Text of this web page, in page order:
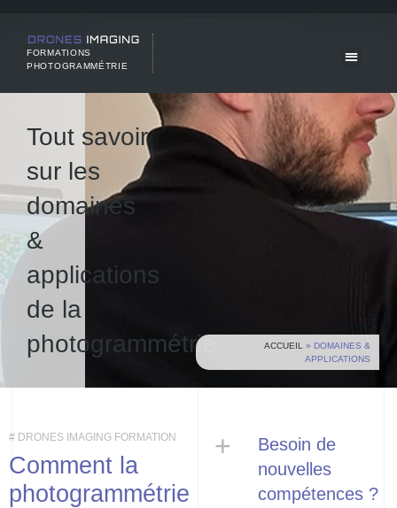
FORMATIONS
PHOTOGRAMMÉTRIE
Tout savoir
sur les
domaines
&
applications
de la
photogrammétrie
ACCUEIL » DOMAINES &
APPLICATIONS
+
# DRONES IMAGING FORMATION
Comment la
photogrammétrie
Besoin de
nouvelles
compétences ?